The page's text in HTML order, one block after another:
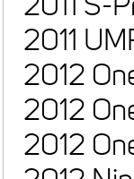
2011
2012
2012
2012